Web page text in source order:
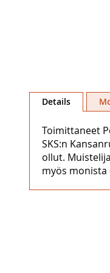
to
the
images
gallery
Details
Toimittaneet
SKS:n
ollut.
myös monista